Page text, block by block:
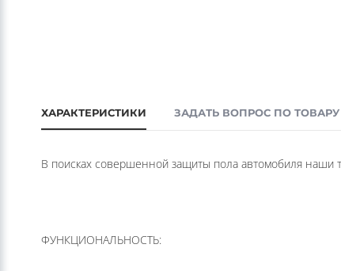
ХАРАКТЕРИСТИКИ ЗАДАТЬ ВОПРОС ПО ТОВАРУ
В поисках совершенной защиты пола автомобиля
ФУНКЦИОНАЛЬНОСТЬ: